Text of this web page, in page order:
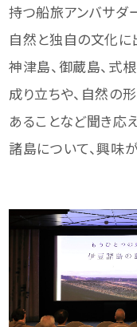
持つ船旅アンバサダ
自然と独自の文化に
神津島、御蔵島、式
成り立ちや、自然の
あることなど聞き応
諸島について、興味